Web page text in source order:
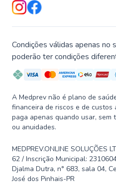
Condições válidas apenas no
poderão ter condições
A Medprev não é plano de
financeira de riscos e de custos
paga apenas quando usar, sem
ou anuidades.
MEDPREV.ONLINE SOLUÇÕES
62 / Inscrição Municipal:
Djalma Dutra, n° 683, sala 04,
José dos Pinhais-PR